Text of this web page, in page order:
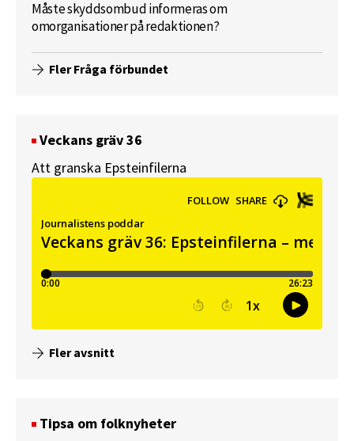
Måste skyddsombud informeras om
omorganisationer på redaktionen?
Fler Fråga förbundet
Veckans gräv 36
Att granska Epsteinfilerna
Fler avsnitt
Tipsa om folknyheter